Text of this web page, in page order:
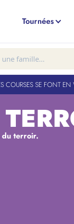
Tournées
SE FONT EN
du terroir.